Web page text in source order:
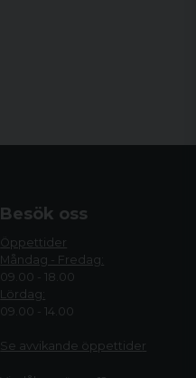
Besök oss
Öppettider
Måndag - Fredag:
09.00 - 18.00
Lördag:
09.00 - 14.00
Se avvikande öppettider